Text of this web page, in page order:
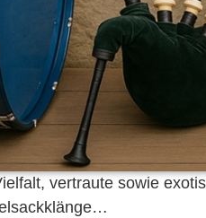
vertraute sowie